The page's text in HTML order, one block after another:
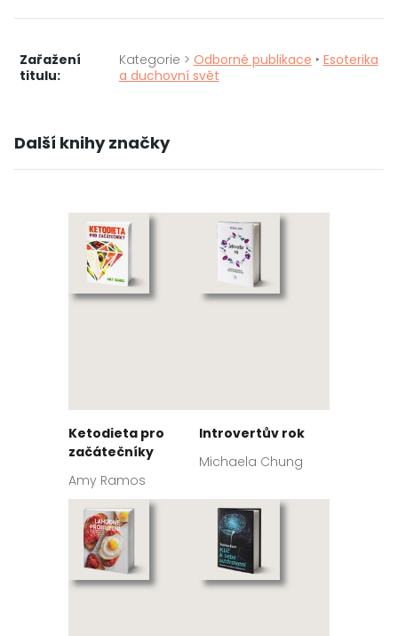
Zařažení
titulu:
Kategorie > Odborné publikace ‣ Esoterika
a duchovní svět
Další knihy značky
Ketodieta pro
začátečníky
Amy Ramos
Introvertův rok
Michaela Chung